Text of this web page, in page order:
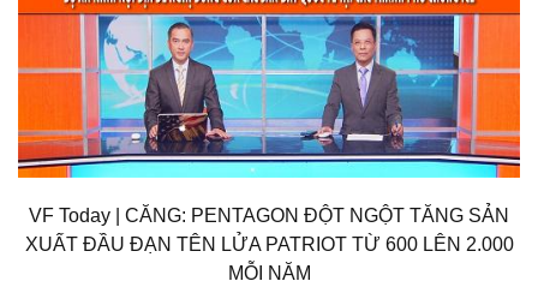
VF Today | CĂNG: PENTAGON ĐỘT NGỘT TĂNG SẢN
XUẤT ĐẦU ĐẠN TÊN LỬA PATRIOT TỪ 600 LÊN 2.000
MỖI NĂM